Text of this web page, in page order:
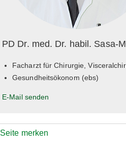
PD Dr. med. Dr. habil. Sasa-
Facharzt für Chirurgie,
Gesundheitsökonom (ebs)
E-Mail senden
Seite merken